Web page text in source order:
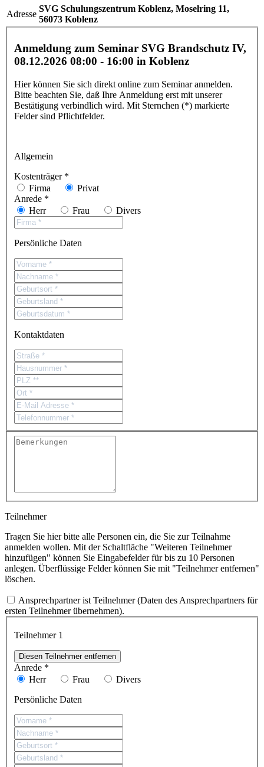
Adresse
SVG Schulungszentrum Koblenz, Moselring 11,
56073 Koblenz
Anmeldung zum Seminar SVG Brandschutz IV,
08.12.2026 08:00 - 16:00 in Koblenz
Hier können Sie sich direkt online zum Seminar anmelden.
Bitte beachten Sie, daß Ihre Anmeldung erst mit unserer
Bestätigung verbindlich wird. Mit Sternchen (*) markierte
Felder sind Pflichtfelder.
Allgemein
Kostenträger *
Firma
Privat
Anrede *
Herr
Frau Divers
Persönliche Daten
Kontaktdaten
Teilnehmer
Tragen Sie hier bitte alle Personen ein, die Sie zur Teilnahme
anmelden wollen. Mit der Schaltfläche "Weiteren Teilnehmer
hinzufügen" können Sie Eingabefelder für bis zu 10 Personen
anlegen. Überflüssige Felder können Sie mit "Teilnehmer entfernen"
löschen.
Ansprechpartner ist Teilnehmer (Daten des Ansprechpartners für
ersten Teilnehmer übernehmen).
Teilnehmer 1
Diesen Teilnehmer entfernen
Anrede *
Herr
Frau
Divers
Persönliche Daten